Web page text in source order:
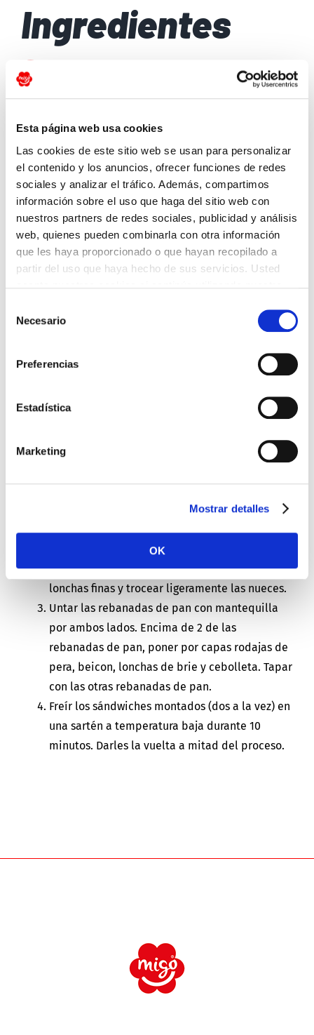
Esta página web usa cookies
Las cookies de este sitio web se usan para personalizar
el contenido y los anuncios, ofrecer funciones de redes
sociales y analizar el tráfico. Además, compartimos
información sobre el uso que haga del sitio web con
nuestros partners de redes sociales, publicidad y análisis
web, quienes pueden combinarla con otra información
que les haya proporcionado o que hayan recopilado a
partir del uso que haya hecho de sus servicios. Usted
Necesario
Preferencias
Estadística
Marketing
Mostrar detalles
OK
Ingredientes
1/2 pera Migo®
1 cebolleta
150 g de brie
30 g de nueces
4 rebanadas gruesas de pan integral (de masa
madre)
30 g de mantequilla blanda
Elaboración
Precalentar el horno a 180 °C. Colocar las
bandeja de horno forrada con papel encerado y
el horno durante 10 minutos.
con una cuchara de bolas y cortarla en rodajas
finas. Cortar la cebolleta en aros y el brie en
lonchas finas y trocear ligeramente las nueces.
Untar las rebanadas de pan con mantequilla
por ambos lados. Encima de 2 de las
rebanadas de pan, poner por capas rodajas de
pera, beicon, lonchas de brie y cebolleta. Tapar
con las otras rebanadas de pan.
Freír los sándwiches montados (dos a la vez) en
una sartén a temperatura baja durante 10
minutos. Darles la vuelta a mitad del proceso.